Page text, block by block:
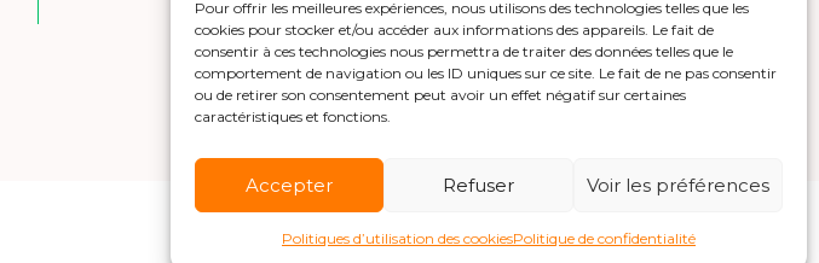
Pour offrir les meilleures expériences, nous utilisons des technologies telles que les
cookies pour stocker et/ou accéder aux informations des appareils. Le fait de
consentir à ces technologies nous permettra de traiter des données telles que le
comportement de navigation ou les ID uniques sur ce site. Le fait de ne pas consentir
ou de retirer son consentement peut avoir un effet négatif sur certaines
caractéristiques et fonctions.
Accepter Refuser Voir les préférences
Politiques d’utilisation des cookiesPolitique de confidentialité